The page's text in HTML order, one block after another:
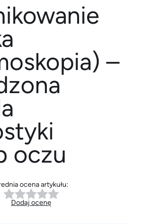
–
oczu
ocena artykułu:
Dodaj ocenę